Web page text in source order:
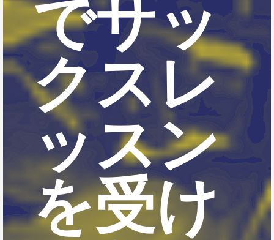
でサッ
クスレ
ッスン
を受け